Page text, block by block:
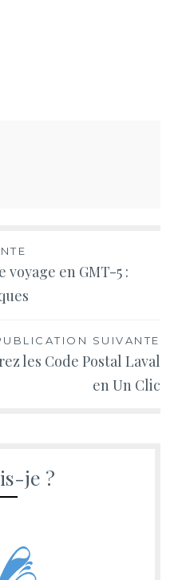
en GMT-5 :
SUIVANTE
les Code Postal Laval
en Un Clic
je ?